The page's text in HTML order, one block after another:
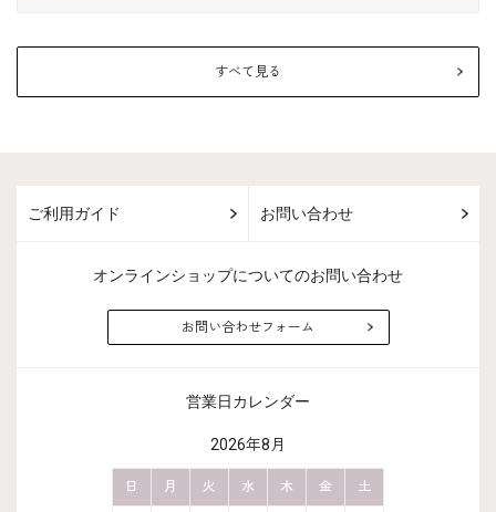
すべて見る
ご利用ガイド お問い合わせ
オンラインショップについてのお問い合わせ
お問い合わせフォーム
営業日カレンダー
2026年8月
日 月 火 水 木 金 土